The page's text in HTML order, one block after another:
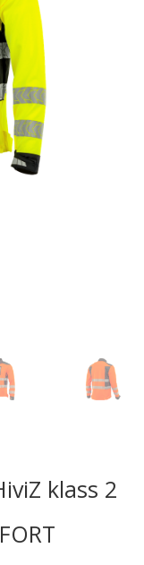
klass 2